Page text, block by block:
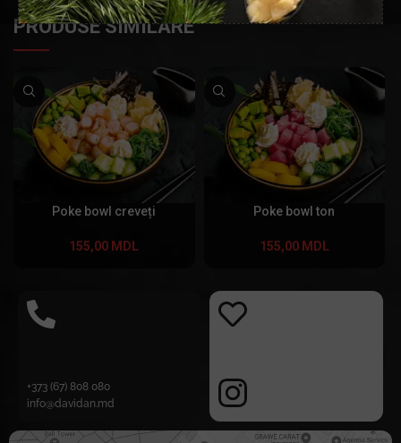
PRODUSE SIMILARE
Poke bowl creveți
155,00 MDL
Poke bowl ton
155,00 MDL
+373 (67) 808 080
info@davidan.md